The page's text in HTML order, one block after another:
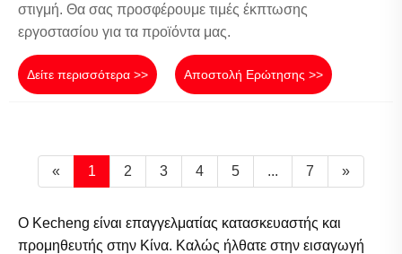
στιγμή. Θα σας προσφέρουμε τιμές έκπτωσης
εργοστασίου για τα προϊόντα μας.
Δείτε περισσότερα >> Αποστολή Ερώτησης >>
« 1 2 3 4 5 ... 7 »
Ο Kecheng είναι επαγγελματίας κατασκευαστής και
προμηθευτής στην Κίνα. Καλώς ήλθατε στην εισαγωγή